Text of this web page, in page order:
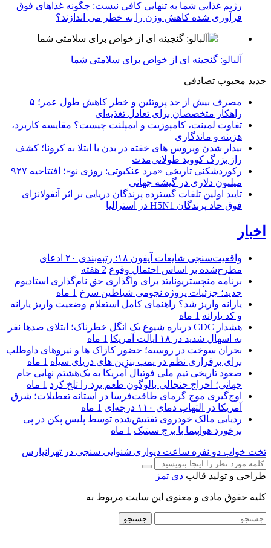
رژیم غذایی شما به تنهایی کافی نیست: چگونه غذاهای فوق
فرآوری شده کاهش وزن را به خطر می اندازند؟
آلبالو: گنجینه ای از خواص برای سلامتی شما
جدید محبوب تصادفی
مصرف بیش از حد پروتئین و خطر کاهش طول عمر؛ ۵
راهکار متخصصان برای تعادل تغذیه‌ای
تفاوت لمینت، کامپوزیت و ایمپلنت چیست؟ مقایسه کاربرد،
هزینه و ماندگاری
بیدار شدن ویروس‌ های خفته در بدن با ابتلا به کرونا؛ کشف
راز بزرگ کووید طولانی‌مدت
رکوردشکنی تاریخی «مرد عنکبوتی: روزی نو»؛ افتتاحیه ۹۲۷
میلیون دلاری در گیشه جهانی
تایید اولین تلفات گسترده پرندگان دریایی بر اثر آنفولانزای
فوق حاد پرندگان H5N1 در استرالیا
اخبار
واقعیت‌سنجی شایعات آیفون ۱۸: رتبه‌بندی ۲۰ ادعای
مطرح‌شده بر اساس احتمال وقوع 2 هفته
برنامه منچستریونایتد برای واگذاری حق نام‌گذاری استادیوم
جدید؛ جزئیات پروژه نجومی شیاطین سرخ 1 ماه
یارانه واریز شد؟ راهنمای کامل استعلام وضعیت واریز یارانه
و کد یارانه 1 ماه
هشدار CDC درباره شیوع یک انگل خطرناک؛ ابتلای صدها نفر
به اسهال شدید در ۱۸ ایالت آمریکا
1 ماه
بحران سوخت در روسیه؛ حضور کازاک‌ ها و نیروهای داوطلب
برای برقراری نظم در پمپ بنزین‌ های دریای سیاه 1 ماه
صعود تاریخی تیم ملی فوتبال آمریکا به یک‌هشتم نهایی جام
جهانی؛ اخراج جنجالی بالوگون طعم برد را تلخ کرد 1 ماه
اوج‌گیری موج گرمای طاقت‌فرسا در آستانه تعطیلات؛ شرق
آمریکا در التهاب دمای ۱۱۰ درجه‌ای
1 ماه
ردیابی مالک خودروی تفتیش‌شده توسط پلیس پکن در پی
برخورد هواپیما با برج سیتیک 1 ماه
تخت خواب دو نفره ساعت دیواری شنوایی سنجی در تهرانپارس
طراحی و تولید قالب دی تمز
کلیه حقوق مادی و معنوی این سایت مربوط به
جستجو